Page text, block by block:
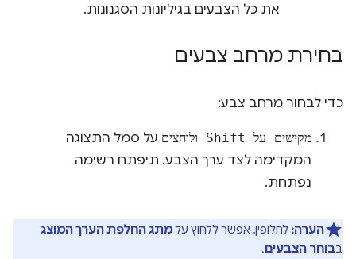
את כל הצבעים בגיליונות הסגנונות.
בחירת מרחב צבעים
כדי לבחור מרחב צבע:
מקישים על Shift ולוחצים
על סמל התצוגה
המקדימה לצד ערך הצבע. תיפתח רשימה
נפתחת.
הערה: לחלופין, אפשר ללחוץ עלמתג החלפת הערך המוצג
בבוחר הצבעים.